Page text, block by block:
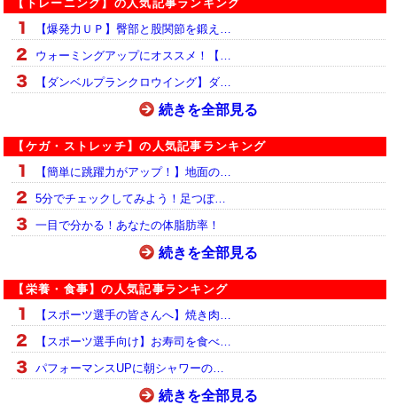
【トレーニング】の人気記事ランキング
【爆発力ＵＰ】臀部と股関節を鍛え…
ウォーミングアップにオススメ！【…
【ダンベルプランクロウイング】ダ…
続きを全部見る
【ケガ・ストレッチ】の人気記事ランキング
【簡単に跳躍力がアップ！】地面の…
5分でチェックしてみよう！足つぼ…
一目で分かる！あなたの体脂肪率！
続きを全部見る
【栄養・食事】の人気記事ランキング
【スポーツ選手の皆さんへ】焼き肉…
【スポーツ選手向け】お寿司を食べ…
パフォーマンスUPに朝シャワーの…
続きを全部見る